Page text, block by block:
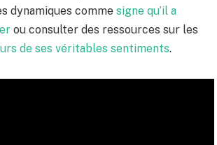
dynamiques comme signe qu’il a
ou consulter des ressources sur les
de ses véritables sentiments.